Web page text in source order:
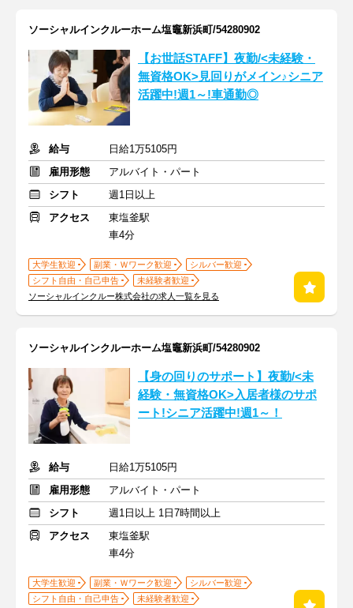
ソーシャルインクルーホーム塩竈新浜町/54280902
【お世話STAFF】夜勤/<未経験・
無資格OK>見回りがメイン♪シニア
活躍中!週1～!車通勤◎
給与
日給1万5105円
雇用形態
アルバイト・パート
シフト
週1日以上
アクセス
東塩釜駅
車4分
大学生歓迎 副業・Ｗワーク歓迎
シルバー歓迎
シフト自由・自己申告
未経験者歓迎
ソーシャルインクルー株式会社の求人一覧を見る
ソーシャルインクルーホーム塩竈新浜町/54280902
【身の回りのサポート】夜勤/<未
経験・無資格OK>入居者様のサポ
ート!シニア活躍中!週1～！
給与
日給1万5105円
雇用形態
アルバイト・パート
シフト
週1日以上 1日7時間以上
アクセス
東塩釜駅
車4分
大学生歓迎 副業・Ｗワーク歓迎
シルバー歓迎
シフト自由・自己申告
未経験者歓迎